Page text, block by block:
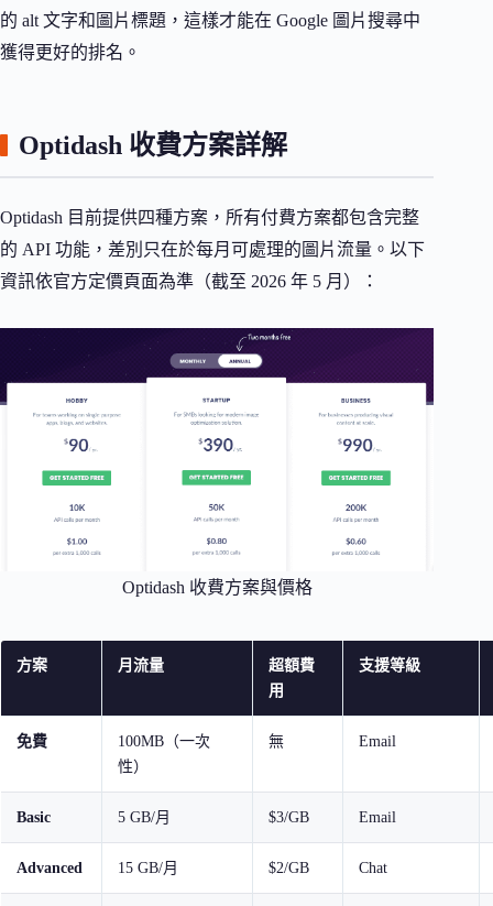
的 alt 文字和圖片標題，這樣才能在 Google 圖片搜尋中
獲得更好的排名。
Optidash 收費方案詳解
Optidash 目前提供四種方案，所有付費方案都包含完整
的 API 功能，差別只在於每月可處理的圖片流量。以下
資訊依官方定價頁面為準（截至 2026 年 5 月）：
Optidash 收費方案與價格
方案 月流量
超額費
用
支援等級
免費
100MB（一次
性）
無 Email
Basic 5 GB/月 $3/GB Email
Advanced 15 GB/月 $2/GB Chat